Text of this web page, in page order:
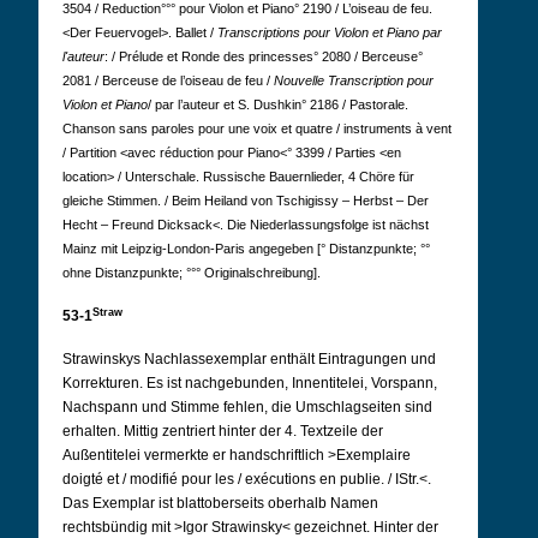
3504 / Reduction°°° pour Violon et Piano° 2190 / L’oiseau de feu.
<Der Feuervogel>. Ballet / Transcriptions pour Violon et Piano par
l'auteur: / Prélude et Ronde des princesses° 2080 / Berceuse°
2081 / Berceuse de l’oiseau de feu / Nouvelle Transcription pour
Violon et Piano/ par l’auteur et S. Dushkin° 2186 / Pastorale.
Chanson sans paroles pour une voix et quatre / instruments à vent
/ Partition <avec réduction pour Piano<° 3399 / Parties <en
location> / Unterschale. Russische Bauernlieder, 4 Chöre für
gleiche Stimmen. / Beim Heiland von Tschigissy – Herbst – Der
Hecht – Freund Dicksack<. Die Niederlassungsfolge ist nächst
Mainz mit Leipzig-London-Paris angegeben [° Distanzpunkte; °°
ohne Distanzpunkte; °°° Originalschreibung].
53-1Straw
Strawinskys Nachlassexemplar enthält Eintragungen und
Korrekturen. Es ist nachgebunden, Innentitelei, Vorspann,
Nachspann und Stimme fehlen, die Umschlagseiten sind
erhalten. Mittig zentriert hinter der 4. Textzeile der
Außentitelei vermerkte er handschriftlich >Exemplaire
doigté et / modifié pour les / exécutions en publie. / IStr.<.
Das Exemplar ist blattoberseits oberhalb Namen
rechtsbündig mit >Igor Strawinsky< gezeichnet. Hinter der